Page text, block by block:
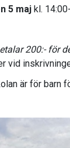
5 maj kl.
200:- för
vid
är för barn